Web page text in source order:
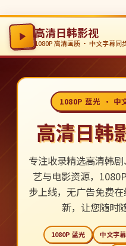
高清日韩影视
1080P 高清画质 · 中文字幕同
1080P 蓝光 · 中
高清日韩
专注收录精选高清韩
艺与电影资源，
步上线，无广告免费
新，让您随时
1080P 蓝光 中文字幕